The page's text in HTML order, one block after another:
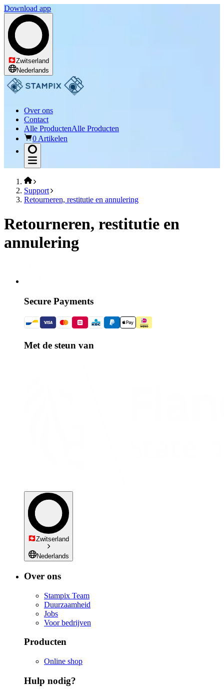
Download app
Zwitserland
Nederlands
Over ons
Contact
Alle ProductenAlle Producten
0 Artikelen
Support
Retourneren, restitutie en annulering
Retourneren, restitutie en
annulering
Secure Payments
Met de steun van
Zwitserland
Nederlands
Over ons
Stampix Team
Duurzaamheid
Jobs
Voor bedrijven
Producten
Online shop
Hulp nodig?